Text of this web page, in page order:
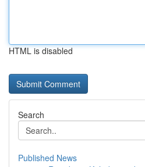
HTML is disabled
Search
Published News